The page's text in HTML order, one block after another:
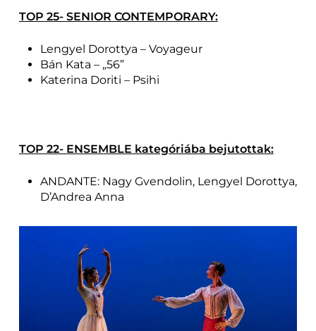
TOP 25- SENIOR CONTEMPORARY:
Lengyel Dorottya – Voyageur
Bán Kata – „56”
Katerina Doriti – Psihi
TOP 22- ENSEMBLE kategóriába bejutottak:
ANDANTE: Nagy Gvendolin, Lengyel Dorottya,
D’Andrea Anna